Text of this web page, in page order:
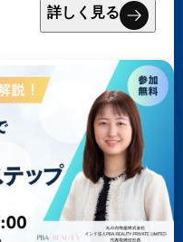
詳しく見る